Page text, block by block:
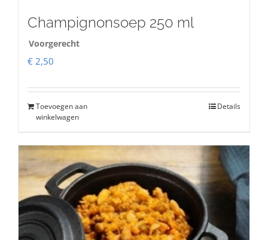
Champignonsoep 250 ml
Voorgerecht
€ 2,50
Toevoegen aan
winkelwagen
Details